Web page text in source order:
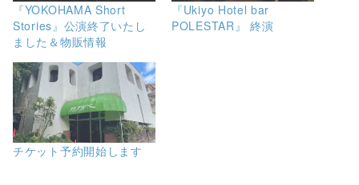
『YOKOHAMA Short
Stories』公演終了いたし
ました＆物販情報
『Ukiyo Hotel bar
POLESTAR』 終演
チケット予約開始します